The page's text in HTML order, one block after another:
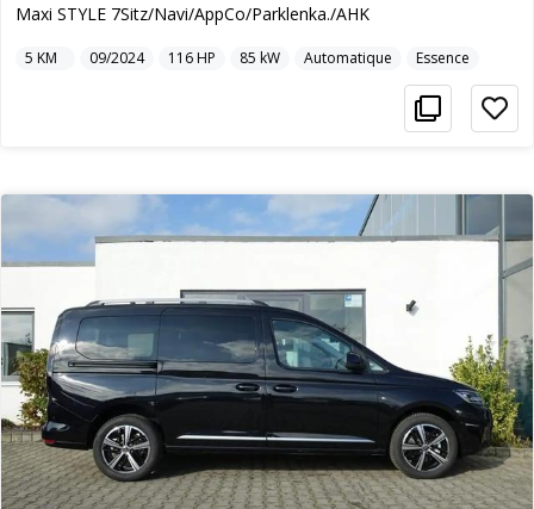
Maxi STYLE 7Sitz/Navi/AppCo/Parklenka./AHK
5 KM 09/2024 116HP 85 kW Automatique Essence